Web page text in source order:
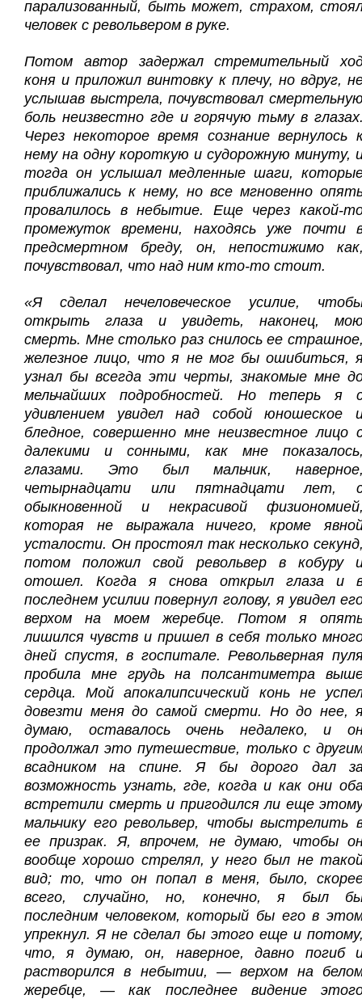
парализованный, быть может, страхом,
человек с револьвером в руке.
Потом автор задержал стремительный
коня и приложил винтовку к плечу, но вдруг,
услышав выстрела, почувствовал
боль неизвестно где и горячую тьму в
Через некоторое время сознание вернулось
нему на одну короткую и судорожную минуту,
тогда он услышал медленные шаги,
приближались к нему, но все мгновенно
провалилось в небытие. Еще через какой-
промежуток времени, находясь уже почти
предсмертном бреду, он, непостижимо
почувствовал, что над ним кто-то стоит.
«Я сделал нечеловеческое усилие,
открыть глаза и увидеть, наконец,
смерть. Мне столько раз снилось ее
железное лицо, что я не мог бы ошибиться,
узнал бы всегда эти черты, знакомые мне
мельчайших подробностей. Но теперь я
удивлением увидел над собой юношеское
бледное, совершенно мне неизвестное лицо
далекими и сонными, как мне
глазами. Это был мальчик,
четырнадцати или пятнадцати лет,
обыкновенной и некрасивой
которая не выражала ничего, кроме
усталости. Он простоял так несколько
потом положил свой револьвер в кобуру
отошел. Когда я снова открыл глаза и
последнем усилии повернул голову, я увидел
верхом на моем жеребце. Потом я
лишился чувств и пришел в себя только
дней спустя, в госпитале. Револьверная
пробила мне грудь на полсантиметра
сердца. Мой апокалипсический конь не
довезти меня до самой смерти. Но до нее,
думаю, оставалось очень недалеко, и
продолжал это путешествие, только с
всадником на спине. Я бы дорого дал
возможность узнать, где, когда и как они
встретили смерть и пригодился ли еще
мальчику его револьвер, чтобы выстрелить
ее призрак. Я, впрочем, не думаю, чтобы
вообще хорошо стрелял, у него был не
вид; то, что он попал в меня, было,
всего, случайно, но, конечно, я был
последним человеком, который бы его в
упрекнул. Я не сделал бы этого еще и
что, я думаю, он, наверное, давно погиб
растворился в небытии, — верхом на
жеребце, — как последнее видение